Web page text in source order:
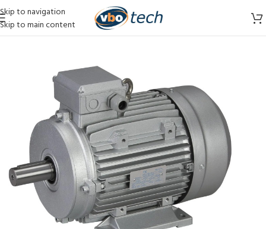
Skip to navigation
Skip to main content